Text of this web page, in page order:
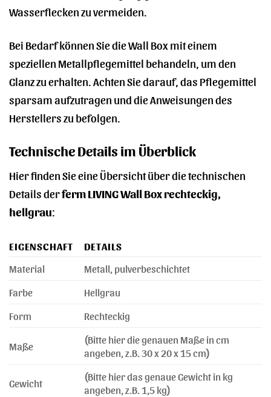
Wasserflecken zu vermeiden.
Bei Bedarf können Sie die Wall Box mit einem
speziellen Metallpflegemittel behandeln, um den
Glanz zu erhalten. Achten Sie darauf, das Pflegemittel
sparsam aufzutragen und die Anweisungen des
Herstellers zu befolgen.
Technische Details im Überblick
Hier finden Sie eine Übersicht über die technischen
Details derferm LIVING Wall Box rechteckig,
hellgrau:
EIGENSCHAFT
DETAILS
Material
Metall, pulverbeschichtet
Farbe
Hellgrau
Form
Rechteckig
Maße
(Bitte hier die genauen Maße in cm
angeben, z.B. 30 x 20 x 15 cm)
Gewicht
(Bitte hier das genaue Gewicht in kg
angeben, z.B. 1,5 kg)